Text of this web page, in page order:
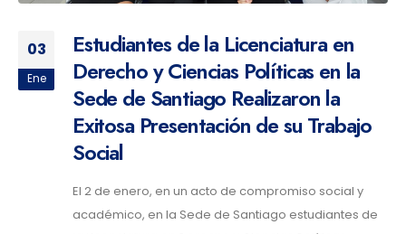
03
Ene
Estudiantes de la Licenciatura en
Derecho y Ciencias Políticas en la
Sede de Santiago Realizaron la
Exitosa Presentación de su Trabajo
Social
El 2 de enero, en un acto de compromiso social y
académico, en la Sede de Santiago estudiantes de